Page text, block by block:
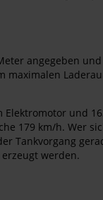
angegeben
und
179 km/h. Wer
Tankvorgang
werden.